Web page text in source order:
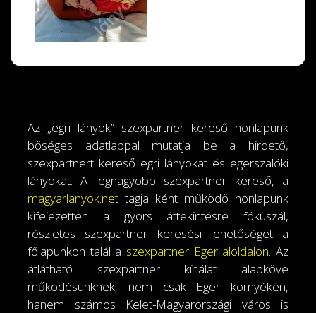
Az „egri lányok” szexpartner kereső honlapunk
bőséges adatlappal mutatja be a hirdető,
szexpartnert kereső egri lányokat és egerszalóki
lányokat. A legnagyobb szexpartner kereső, a
magyarlanyok.net tagja ként működő honlapunk
kifejezetten a gyors áttekintésre fókuszál,
részletes szexpartner keresési lehetőséget a
főlapunkon talál a szexpartner Eger aloldalon. Az
átlátható szexpartner kínálat alapköve
működésünknek, nem csak Eger környékén,
hanem számos Kelet-Magyarországi város is